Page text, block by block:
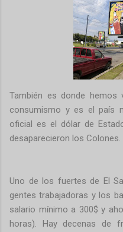
También es donde hemos
consumismo y es el país
oficial es el dólar de
desaparecieron los Colones.
Uno de los fuertes de El
gentes trabajadoras y los
salario mínimo a 300$ y
horas). Hay decenas de